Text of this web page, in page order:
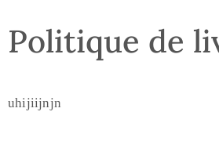
Politique de
uhijiijnjn